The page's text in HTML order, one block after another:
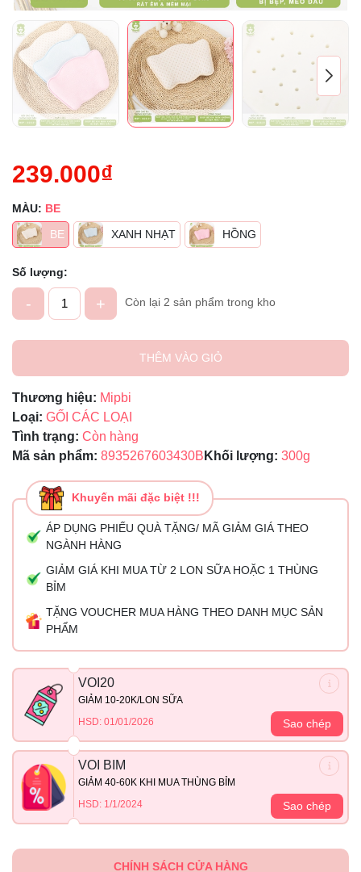
239.000₫
MÀU: BE
BE
XANH NHẠT HỒNG
Số lượng:
- + Còn lại 2 sản phẩm trong kho
THÊM VÀO GIỎ
Thương hiệu: Mipbi
Loại: GỐI CÁC LOẠI
Tình trạng: Còn hàng
Mã sản phẩm: 8935267603430B Khối lượng: 300g
Khuyến mãi đặc biệt !!!
ÁP DỤNG PHIẾU QUÀ TẶNG/ MÃ GIẢM GIÁ THEO
NGÀNH HÀNG
GIẢM GIÁ KHI MUA TỪ 2 LON SỮA HOẶC 1 THÙNG
BỈM
TẶNG VOUCHER MUA HÀNG THEO DANH MỤC SẢN
PHẨM
VOI20
GIẢM 10-20K/LON SỮA
HSD: 01/01/2026
Sao chép
VOI BIM
GIẢM 40-60K KHI MUA THÙNG BỈM
HSD: 1/1/2024
Sao chép
Điều kiện:
CHÍNH SÁCH CỬA HÀNG